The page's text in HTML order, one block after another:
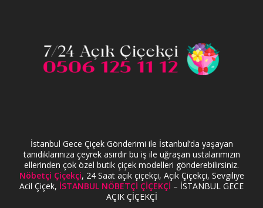
İstanbul Gece Çiçek Gönderimi ile İstanbul’da yaşayan
tanıdıklarınıza çeyrek asırdır bu iş ile uğraşan ustalarımızın
ellerinden çok özel butik çiçek modelleri gönderebilirsiniz.
Nöbetçi Çiçekçi, 24 Saat açık çiçekçi, Açık Çiçekçi, Sevgiliye
Acil Çiçek, İSTANBUL NÖBETÇİ ÇİÇEKÇİ – İSTANBUL GECE
AÇIK ÇİÇEKÇİ